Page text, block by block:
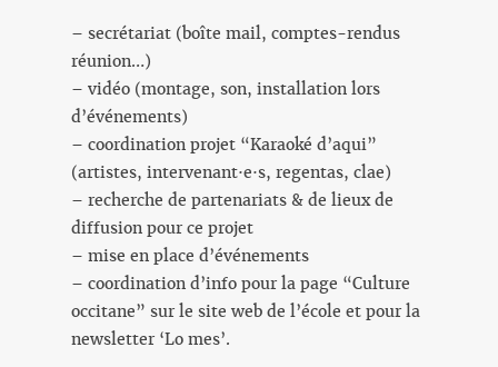
– secrétariat (boîte mail, comptes-rendus
réunion…)
– vidéo (montage, son, installation lors
d’événements)
– coordination projet “Karaoké d’aqui”
(artistes, intervenant·e·s, regentas, clae)
– recherche de partenariats & de lieux de
diffusion pour ce projet
– mise en place d’événements
– coordination d’info pour la page “Culture
occitane” sur le site web de l’école et pour la
newsletter ‘Lo mes’.